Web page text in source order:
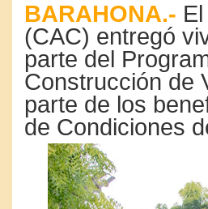
BARAHONA.-
(CAC) entregó
parte del
Construcción de
parte de los
de Condiciones